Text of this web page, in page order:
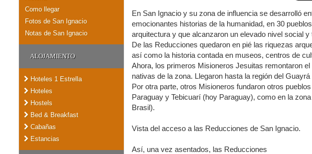
Como llegar
Fotos de San Ignacio
Notas de San Ignacio
ALOJAMIENTO
Hoteles 1 Estrella
Hoteles
Hostels
Bed & Breakfast
Cabañas
Estancias
En San Ignacio y su zona de influencia se desarrolló
emocionantes historias de la humanidad, en 30
arquitectura y que alcanzaron un elevado nivel social y
De las Reducciones quedaron en pié las riquezas
así como la historia contada en museos, centros de
Ahora, los primeros Misioneros Jesuitas remontaron
nativas de la zona. Llegaron hasta la región del
Por otra parte, otros Misioneros fundaron otros
Paraguay y Tebicuarí (hoy Paraguay), como en la
Brasil).
Vista del acceso a las Reducciones de San Ignacio.
Así, una vez asentados, las Reducciones